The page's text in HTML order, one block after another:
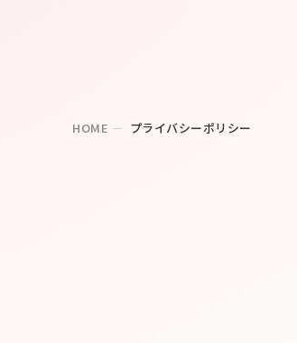
HOME プライバシーポリシー